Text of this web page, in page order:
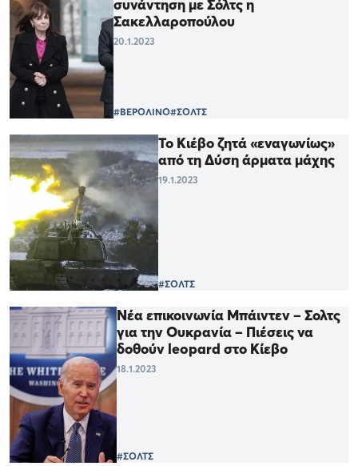
συνάντηση με Σόλτς η
Σακελλαροπούλου
20.1.2023
#ΒΕΡΟΛΙΝΟ#ΣΟΛΤΣ
Το Κιέβο ζητά «εναγωνίως»
από τη Δύση άρματα μάχης
19.1.2023
#ΣΟΛΤΣ
Νέα επικοινωνία Μπάιντεν – Σολτς
για την Ουκρανία – Πιέσεις να
δοθούν leopard στο Κίεβο
18.1.2023
#ΣΟΛΤΣ